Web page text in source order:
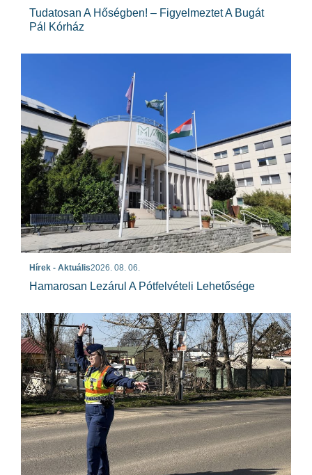
Tudatosan A Hőségben! – Figyelmeztet A Bugát
Pál Kórház
Hírek - Aktuális2026. 08. 06.
Hamarosan Lezárul A Pótfelvételi Lehetősége